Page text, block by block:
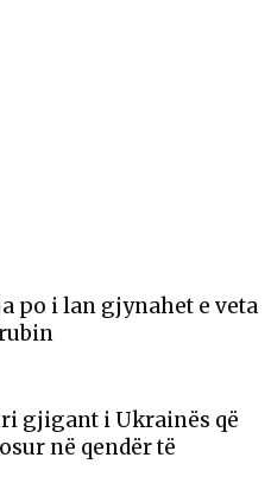
po i lan gjynahet e veta
gjigant i Ukrainës që
në qendër të